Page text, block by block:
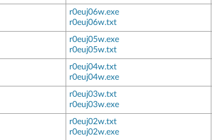
r0euj06w.exe
r0euj06w.txt
r0euj05w.exe
r0euj05w.txt
r0euj04w.txt
r0euj04w.exe
r0euj03w.txt
r0euj03w.exe
r0euj02w.txt
r0euj02w.exe